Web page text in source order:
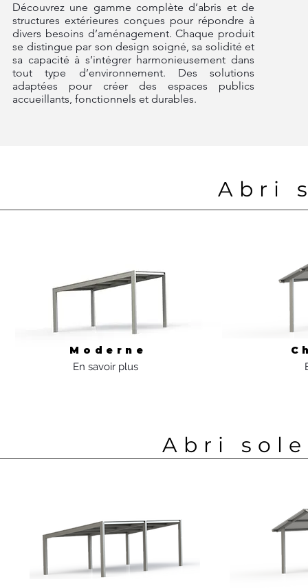
Découvrez une gamme complète d’abris et de
structures extérieures conçues pour répondre à
divers besoins d’aménagement. Chaque produit
se distingue par son design soigné, sa solidité et
sa capacité à s’intégrer harmonieusement dans
tout type d’environnement. Des solutions
adaptées pour créer des espaces publics
accueillants, fonctionnels et durables.
Abri
Moderne
En savoir plus
Abri